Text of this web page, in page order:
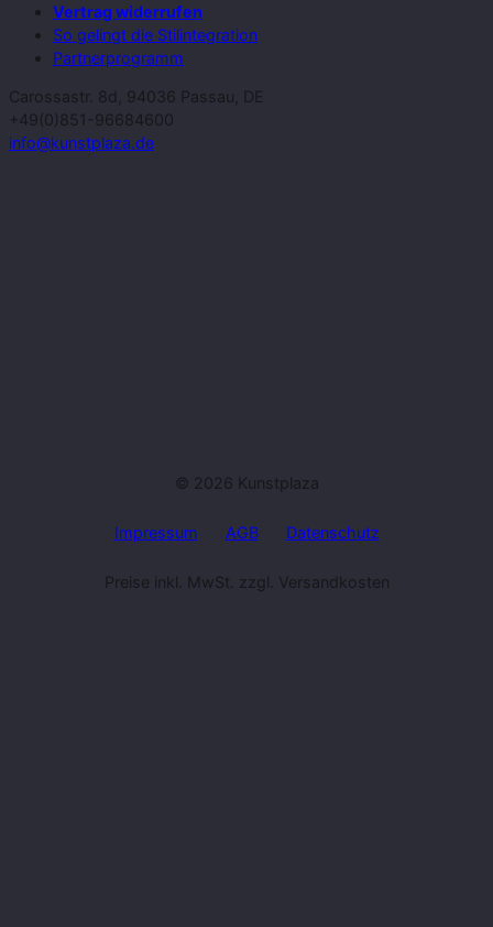
Vertrag widerrufen
So gelingt die Stilintegration
Partnerprogramm
Carossastr. 8d, 94036 Passau, DE
+49(0)851-96684600
info@kunstplaza.de
© 2026 Kunstplaza
Impressum AGB Datenschutz
Preise inkl. MwSt. zzgl. Versandkosten